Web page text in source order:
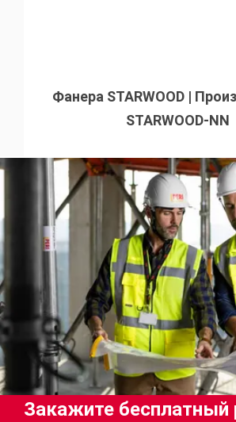
Фанера STARWOOD |
STARWOOD-NN
Закажите бесплатный